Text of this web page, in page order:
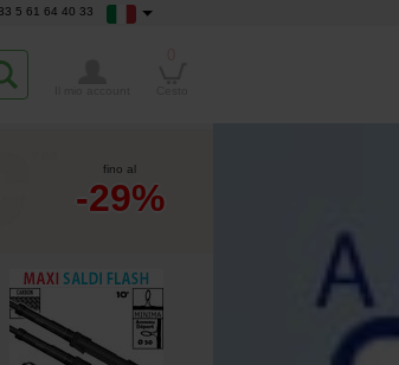
5 61 64 40 33
fino al
-29%